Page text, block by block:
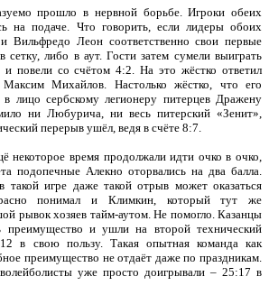
прошло в нервной борьбе. Игроки обеих
на подаче. Что говорить, если лидеры обоих
Вильфредо Леон соответственно свои первые
сетку, либо в аут. Гости затем сумели выиграть
и повели со счётом 4:2. На это жёстко ответил
Максим Михайлов. Настолько жёстко, что его
лицо сербскому легионеру питерцев Дражену
ни Любурича, ни весь питерский «Зенит»,
перерыв ушёл, ведя в счёте 8:7.
некоторое время продолжали идти очко в очко,
подопечные Алекно оторвались на два балла.
игре даже такой отрыв может оказаться
понимал и Климкин, который тут же
рывок хозяев тайм-аутом. Не помогло. Казанцы
преимущество и ушли на второй технический
в свою пользу. Такая опытная команда как
преимущество не отдаёт даже по праздникам.
уже просто доигрывали – 25:17 в